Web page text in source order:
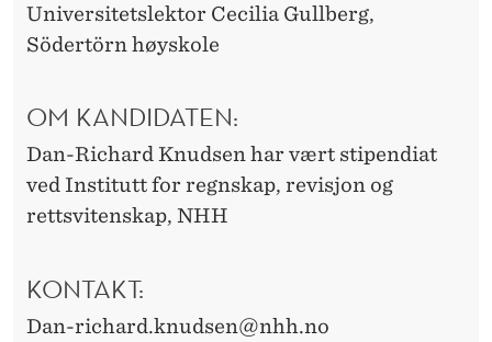
Universitetslektor Cecilia Gullberg,
Södertörn høyskole
OM KANDIDATEN:
Dan-Richard Knudsen har vært stipendiat
ved Institutt for regnskap, revisjon og
rettsvitenskap, NHH
KONTAKT:
Dan-richard.knudsen@nhh.no